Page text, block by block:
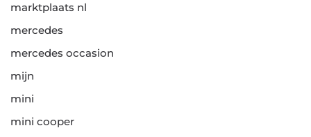
marktplaats nl
mercedes
mercedes occasion
mijn
mini
mini cooper